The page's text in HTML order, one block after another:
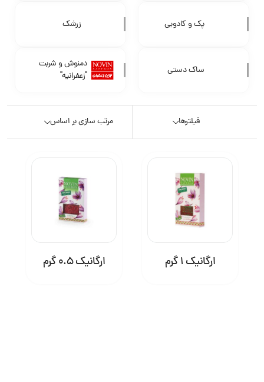
پک و کادویی زرشک
ساک دستی
دمنوش و شربت
"زعفرانیه"
فیلترها مرتب سازی بر اساس
ارگانیک 1 گرم ارگانیک 0.5 گرم